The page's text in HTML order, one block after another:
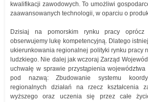
kwalifikacji zawodowych. To umożliwi
zaawansowanych technologii, w oparciu o
Dzisiaj na pomorskim rynku pracy oprócz
obserwujemy lukę kompetencyjną. Dlatego
ukierunkowania regionalnej polityki rynku pracy
ludzkiego. Nie dalej jak wczoraj Zarząd
uchwałę w sprawie przystąpienia
pod nazwą: Zbudowanie systemu
regionalnych działań na rzecz kształcenia
wyższego oraz uczenia się przez całe